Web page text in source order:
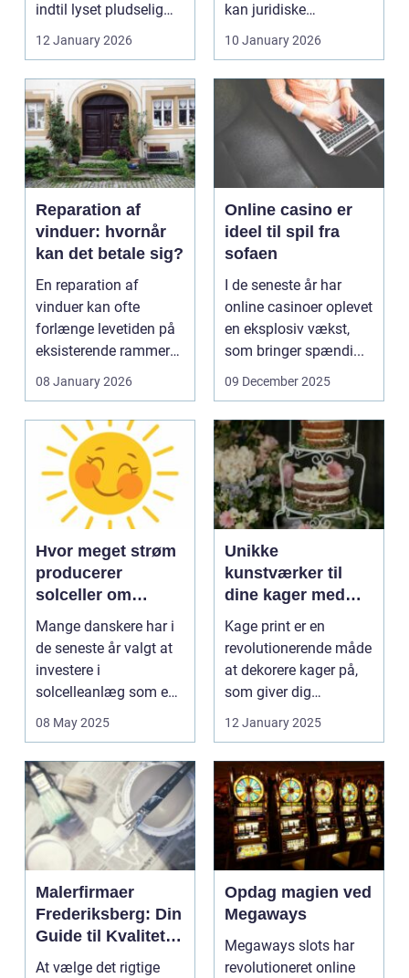
indtil lyset pludselig
går, el...
12 January 2026
kan juridiske
spørgsmål hurtigt
10 January 2026
Reparation af
vinduer: hvornår
kan det betale sig?
En reparation af
vinduer kan ofte
forlænge levetiden på
eksisterende rammer
og glas med ...
08 January 2026
Online casino er
ideel til spil fra
sofaen
I de seneste år har
online casinoer oplevet
en eksplosiv vækst,
som bringer spændi...
09 December 2025
Hvor meget strøm
producerer
solceller om
vinteren?
Mange danskere har i
de seneste år valgt at
investere i
solcelleanlæg som en
bæred...
08 May 2025
Unikke
kunstværker til
dine kager med
kage print
Kage print er en
revolutionerende måde
at dekorere kager på,
som giver dig
mulighed for ...
12 January 2025
Malerfirmaer
Frederiksberg: Din
Guide til Kvalitet
og Service
At vælge det rigtige
Opdag magien ved
Megaways
Megaways slots har
revolutioneret online